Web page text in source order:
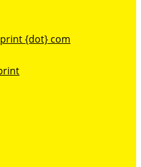
{dot} com